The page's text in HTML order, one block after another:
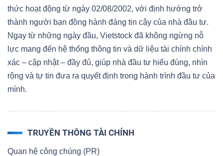
thức hoạt động từ ngày 02/08/2002, với định hướng trở
thành người bạn đồng hành đáng tin cậy của nhà đầu tư.
Ngay từ những ngày đầu, Vietstock đã không ngừng nỗ
lực mang đến hệ thống thông tin và dữ liệu tài chính chính
xác – cập nhật – đầy đủ, giúp nhà đầu tư hiểu đúng, nhìn
rộng và tự tin đưa ra quyết định trong hành trình đầu tư của
mình.
TRUYỀN THÔNG TÀI CHÍNH
Quan hệ công chúng (PR)